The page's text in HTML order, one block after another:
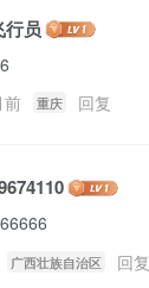
行员
前
重庆 回复
广西壮族自治区 回复